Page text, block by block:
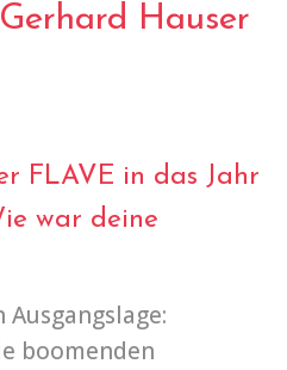
Hauser
FLAVE in das Jahr
war deine
boomenden